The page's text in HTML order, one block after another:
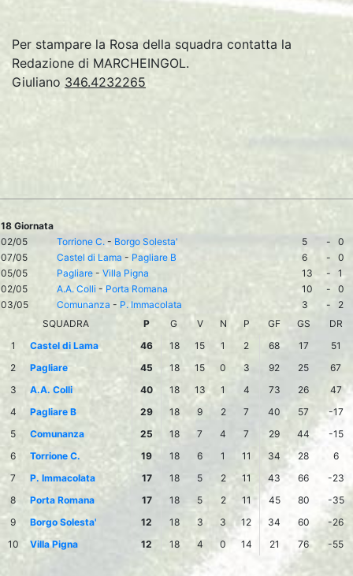
Per stampare la Rosa della squadra contatta la
Redazione di MARCHEINGOL.
Giuliano 346.4232265
18 Giornata
02/05
Torrione C. - Borgo Solesta' 5 -
0
07/05
Castel di Lama - Pagliare B 6 -
0
05/05
Pagliare - Villa Pigna 13 -
1
02/05
A.A. Colli - Porta Romana 10 -
0
03/05
Comunanza - P. Immacolata 3 -
2
SQUADRA
P G V N P GF GS
DR
1
Castel di Lama 46 18 15 1 2 68 17
51
2
Pagliare 45 18 15 0 3 92 25
67
3
A.A. Colli 40 18 13 1 4 73 26
47
4
Pagliare B 29 18 9 2 7 40 57
-17
5
Comunanza 25 18 7 4 7 29 44
-15
6
Torrione C. 19 18 6 1 11 34 28
6
7
P. Immacolata 17 18 5 2 11 43 66
-23
8
Porta Romana 17 18 5 2 11 45 80
-35
9
Borgo Solesta' 12 18 3 3 12 34 60
-26
10
Villa Pigna 12 18 4 0 14 21 76 -55